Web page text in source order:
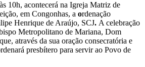
10h, acontecerá na Igreja Matriz de
em Congonhas, a ordenação
Henrique de Araújo, SCJ. A celebração
Metropolitano de Mariana, Dom
que, através da sua oração consecratória e
presbítero para servir ao Povo de